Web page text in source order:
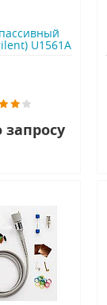
U1561A